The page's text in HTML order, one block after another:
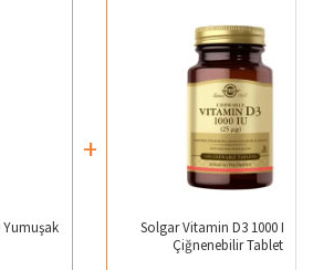
Yumuşak
+
Solgar Vitamin D3 1000 IU
Çiğnenebilir Tablet